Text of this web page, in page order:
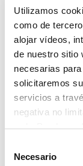
Utilizamos
como de
alojar vídeos,
de nuestro sitio
necesarias
solicitaremos
servicios a
negativa no
web. Puede
más
Necesario